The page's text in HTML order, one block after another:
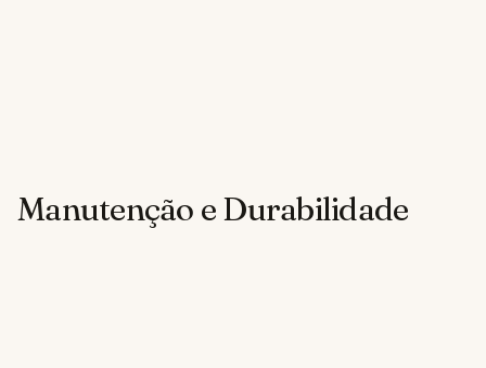
Manutenção e Durabilidade